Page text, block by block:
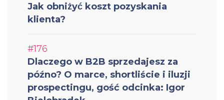
Jak obniżyć koszt pozyskania
klienta?
#176
Dlaczego w B2B sprzedajesz za
późno? O marce, shortliście i iluzji
prospectingu, gość odcinka: Igor